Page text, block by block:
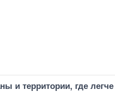
и территории, где легче